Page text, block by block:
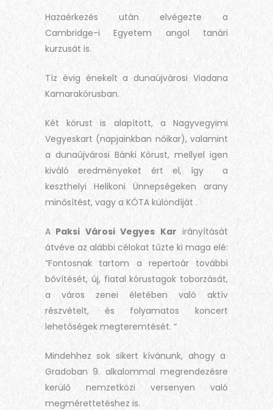
Hazaérkezés után elvégezte a
Cambridge-i Egyetem angol tanári
kurzusát is.
Tíz évig énekelt a dunaújvárosi Viadana
Kamarakórusban.
Két kórust is alapított, a Nagyvegyimi
Vegyeskart (napjainkban nőikar), valamint
a dunaújvárosi Bánki Kórust, mellyel igen
kiváló eredményeket ért el, így a
keszthelyi Helikoni Ünnepségeken arany
minősítést, vagy a KÓTA különdíját .
A Paksi Városi Vegyes Kar irányítását
átvéve az alábbi célokat tűzte ki maga elé:
“Fontosnak tartom a repertoár további
bővítését, új, fiatal kórustagok toborzását,
a város zenei életében való aktív
részvételt, és folyamatos koncert
lehetőségek megteremtését. “
Mindehhez sok sikert kívánunk, ahogy a
Gradoban 9. alkalommal megrendezésre
kerülő nemzetközi versenyen való
megmérettetéshez is.